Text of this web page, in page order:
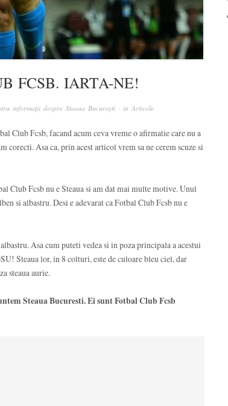
FCSB. IARTA-NE!
informații despre Steaua București · in Articole
Club Fcsb, facand acum ceva vreme o afirmatie care nu a
corecti. Asa ca, prin acest articol vrem sa ne cerem scuze si
Club Fcsb nu e Steaua si am dat mai multe motive. Unul
si albastru. Desi e adevarat ca Fotbal Club Fcsb nu e
Asa cum puteti vedea si in poza principala a acestui
Steaua lor, in 8 colturi, este de culoare bleu ciel, dar
steaua aurie.
Steaua Bucuresti. Ei sunt Fotbal Club Fcsb